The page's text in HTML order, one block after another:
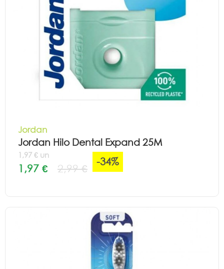
Jordan
Jordan Hilo Dental Expand 25M
1,97 € un
1,97 € 2,99 €
-34%